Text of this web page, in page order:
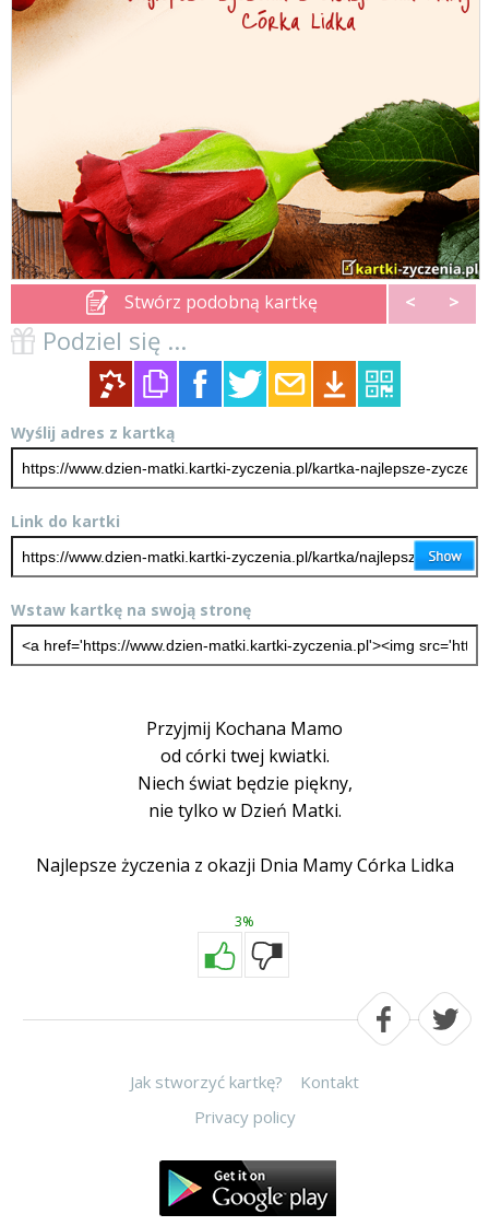
Stwórz podobną kartkę < >
Podziel się ...
Wyślij adres z kartką
Link do kartki
Wstaw kartkę na swoją stronę
Przyjmij Kochana Mamo
od córki twej kwiatki.
Niech świat będzie piękny,
nie tylko w Dzień Matki.
Najlepsze życzenia z okazji Dnia Mamy Córka Lidka
3%
Jak stworzyć kartkę?
Kontakt
Privacy policy